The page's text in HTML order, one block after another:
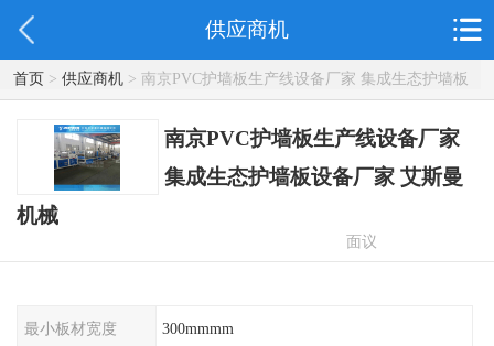
供应商机
首页> 供应商机> 南京PVC护墙板生产线设备厂家 集成生态护墙板
设备厂家 艾斯曼机械
南京PVC护墙板生产线设备厂家
集成生态护墙板设备厂家 艾斯曼
机械
面议
最小板材宽度 300mmmm